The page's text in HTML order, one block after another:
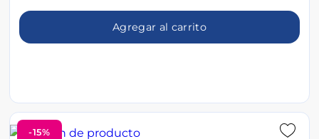
Agregar al carrito
-15%